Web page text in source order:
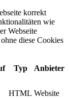
korrekt
wie
Webseite
diese Cookies
Typ Anbieter
HTML Website